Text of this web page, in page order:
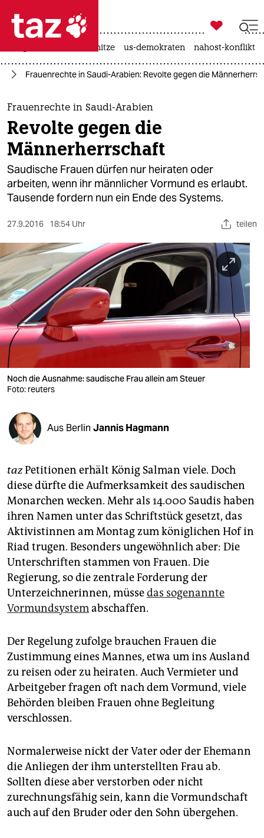
 taz zahl ich
taz zahl ich
themen
politik
öko
gesellschaft
sport
berlin
nord
wahrheit
verlag
verlag
veranstaltungen
shop
fragen & hilfe
abo
genossenschaft
epaper login

taz zahl ich
hitze us-demokraten nahost-konflikt
Frauenrechte in Saudi-Arabien: Revolte gegen die
Frauenrechte in Saudi-Arabien
Revolte gegen die
Männerherrschaft
Saudische Frauen dürfen nur heiraten oder
arbeiten, wenn ihr männlicher Vormund es erlaubt.
Tausende fordern nun ein Ende des Systems.
27.9.2016 18:54 Uhr teilen
Noch die Ausnahme: saudische Frau allein am Steuer
Foto: reuters
Aus Berlin Jannis Hagmann
tazPetitionen erhält König Salman viele. Doch
diese dürfte die Aufmerksamkeit des saudischen
Monarchen wecken. Mehr als 14.000 Saudis haben
ihren Namen unter das Schriftstück gesetzt, das
Aktivistinnen am Montag zum königlichen Hof in
Riad trugen. Besonders ungewöhnlich aber: Die
Unterschriften stammen von Frauen. Die
Regierung, so die zentrale Forderung der
Unterzeichnerinnen, müssedas sogenannte
Vormundsystemabschaffen.
Der Regelung zufolge brauchen Frauen die
Zustimmung eines Mannes, etwa um ins Ausland
zu reisen oder zu heiraten. Auch Vermieter und
Arbeitgeber fragen oft nach dem Vormund, viele
Behörden bleiben Frauen ohne Begleitung
verschlossen.
Normalerweise nickt der Vater oder der Ehemann
die Anliegen der ihm unterstellten Frau ab.
Sollten diese aber verstorben oder nicht
zurechnungsfähig sein, kann die Vormundschaft
auch auf den Bruder oder den Sohn übergehen.